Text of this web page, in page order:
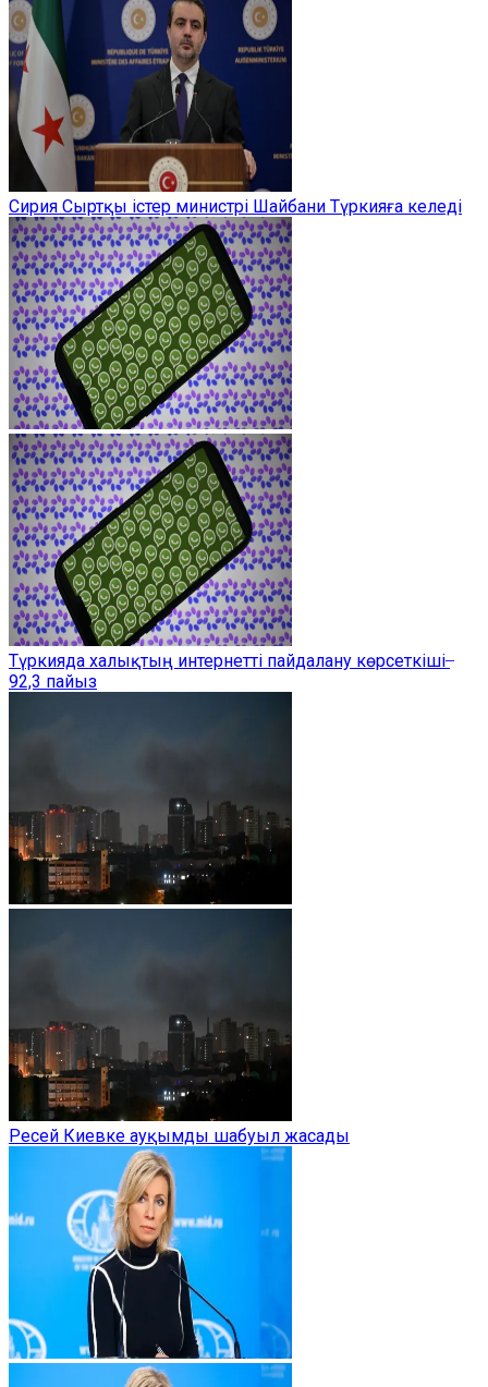
Сирия Сыртқы істер министрі Шайбани Түркияға келеді
Түркияда халықтың интернетті пайдалану көрсеткіші ̶
92,3 пайыз
Ресей Киевке ауқымды шабуыл жасады